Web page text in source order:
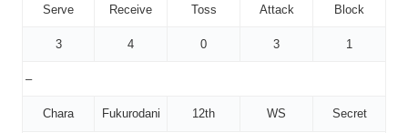
Serve Receive Toss Attack Block
3 4 0 3 1
–
Chara Fukurodani 12th WS Secret